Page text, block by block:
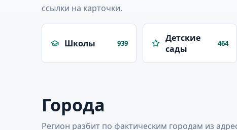
ссылки на карточки.
Школы 939
Детские
сады
464
Города
Регион разбит по фактическим городам из